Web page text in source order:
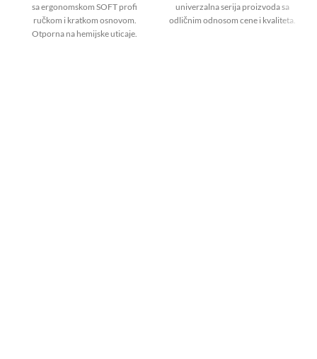
sa ergonomskom SOFT profi
ručkom i kratkom osnovom.
Otporna na hemijske uticaje.
univerzalna serija proizvoda sa
odličnim odnosom cene i kvaliteta.